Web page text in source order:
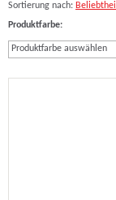
Sortierung nach:
Produktfarbe:
Produktfarbe auswählen